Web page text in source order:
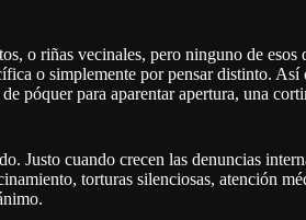
o riñas vecinales, pero ninguno de
o simplemente por pensar distinto.
póquer para aparentar apertura, una
Justo cuando crecen las denuncias
torturas silenciosas, atención